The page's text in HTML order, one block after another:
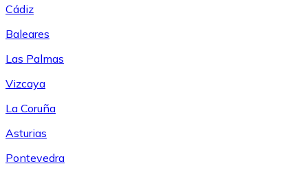
Cádiz
Baleares
Las Palmas
Vizcaya
La Coruña
Asturias
Pontevedra